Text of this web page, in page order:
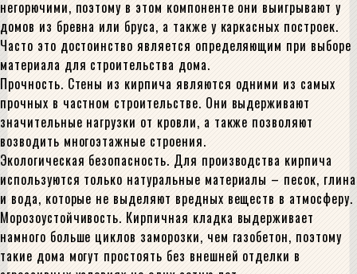
негорючими, поэтому в этом компоненте они выигрывают у
домов из бревна или бруса, а также у каркасных построек.
Часто это достоинство является определяющим при выборе
материала для строительства дома.
Прочность. Стены из кирпича являются одними из самых
прочных в частном строительстве. Они выдерживают
значительные нагрузки от кровли, а также позволяют
возводить многоэтажные строения.
Экологическая безопасность. Для производства кирпича
используются только натуральные материалы – песок, глина
и вода, которые не выделяют вредных веществ в атмосферу.
Морозоустойчивость. Кирпичная кладка выдерживает
намного больше циклов заморозки, чем газобетон, поэтому
такие дома могут простоять без внешней отделки в